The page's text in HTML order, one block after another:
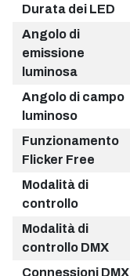
Durata dei LED
Angolo di
emissione
luminosa
Angolo di campo
luminoso
Funzionamento
Flicker Free
Modalità di
controllo
Modalità di
controllo DMX
Connessioni DMX